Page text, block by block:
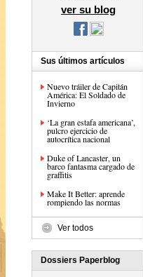
ver su blog
Sus últimos artículos
Nuevo tráiler de Capitán
América: El Soldado de
Invierno
‘La gran estafa americana’,
pulcro ejercicio de
autocrítica nacional
Duke of Lancaster, un
barco fantasma cargado de
graffitis
Make It Better: aprende
rompiendo las normas
Ver todos
Dossiers Paperblog